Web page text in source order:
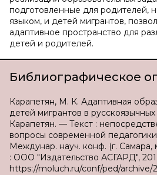
подготовленные для родителей,
языком, и детей мигрантов,
адаптивное пространство для
детей и родителей.
Библиографическое
Карапетян, М. К. Адаптивная
детей мигрантов в
Карапетян. — Текст :
вопросы современной
Междунар. науч. конф. (г. Самара,
: ООО "Издательство АСГАРД",
https://moluch.ru/conf/ped/archive/